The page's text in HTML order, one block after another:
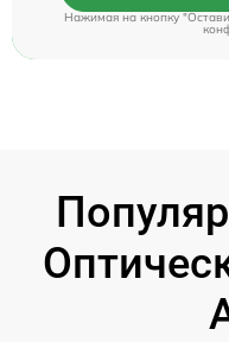
Нажимая на кнопку